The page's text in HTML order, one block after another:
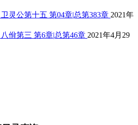
卫灵公第十五 第04章|总第383章 2021年
八佾第三 第6章|总第46章 2021年4月29